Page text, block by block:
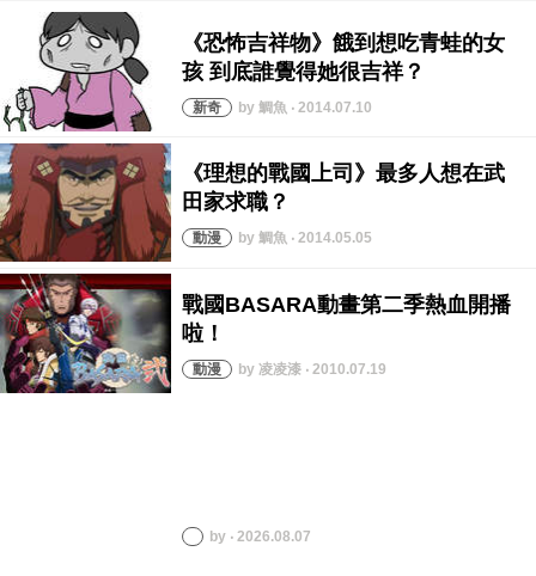
by 鯛魚 ‧ 2014.07.10
by 鯛魚 ‧ 2014.05.05
by 凌凌漆 ‧ 2010.07.19
by ‧ 2026.08.07